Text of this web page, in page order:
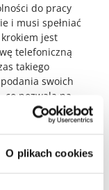
O plikach cookies
do pracy
i musi spełniać
jest
telefoniczną
takiego
swoich
co pozwala na
konsultacji
i wpływ na